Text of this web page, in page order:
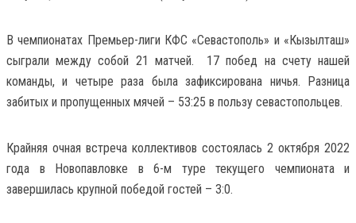
В чемпионатах Премьер-лиги КФС «Севастополь» и «Кызылташ»
сыграли между собой 21 матчей. 17 побед на счету нашей
команды, и четыре раза была зафиксирована ничья. Разница
забитых и пропущенных мячей – 53:25 в пользу севастопольцев.
Крайняя очная встреча коллективов состоялась 2 октября 2022
года в Новопавловке в 6-м туре текущего чемпионата и
завершилась крупной победой гостей – 3:0.